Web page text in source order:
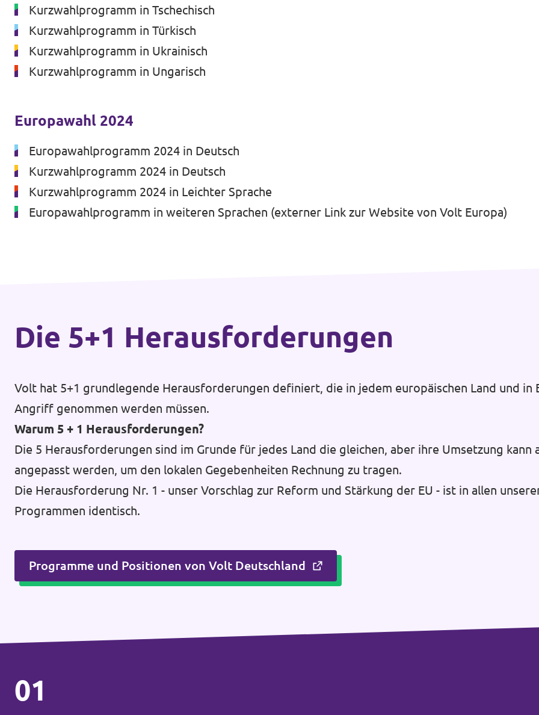
Transparenz
Kurzwahlprogramm in Tschechisch
Kurzwahlprogramm in Türkisch
Kurzwahlprogramm in Ukrainisch
Kurzwahlprogramm in Ungarisch
Europawahl 2024
Europawahlprogramm 2024 in Deutsch
Kurzwahlprogramm 2024 in Deutsch
Kurzwahlprogramm 2024 in Leichter Sprache
Europawahlprogramm in weiteren Sprachen (externer Link zur Website von Volt Europa)
Die 5+1 Heraus­forderungen
Volt hat 5+1 grundlegende Herausforderungen definiert, die in jedem europäischen Land und in
Angriff genommen werden müssen.
Warum 5 + 1 Herausforderungen?
Die 5 Herausforderungen sind im Grunde für jedes Land die gleichen, aber ihre Umsetzung kann
angepasst werden, um den lokalen Gegebenheiten Rechnung zu tragen.
Die Herausforderung Nr. 1 - unser Vorschlag zur Reform und Stärkung der EU - ist in allen
Programmen identisch.
Programme und Positionen von Volt Deutschland
01